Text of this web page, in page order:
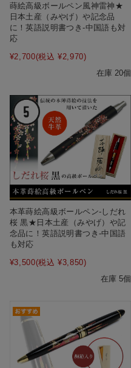
蒔絵高級ボールペン風神雷神★
日本土産（みやげ）や記念品
に！英語説明書つき-中国語も対
応
¥2,700(税込 ¥2,970)
在庫 20個
本革蒔絵高級ボールペン‐しだれ
桜 黒★日本土産（みやげ）や記
念品に！英語説明書つき-中国語
も対応
¥3,500(税込 ¥3,850)
在庫 5個